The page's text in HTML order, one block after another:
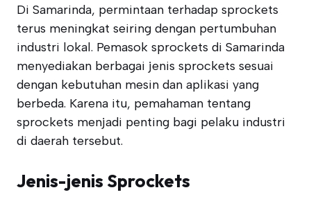
Di Samarinda, permintaan terhadap sprockets
terus meningkat seiring dengan pertumbuhan
industri lokal. Pemasok sprockets di Samarinda
menyediakan berbagai jenis sprockets sesuai
dengan kebutuhan mesin dan aplikasi yang
berbeda. Karena itu, pemahaman tentang
sprockets menjadi penting bagi pelaku industri
di daerah tersebut.
Jenis-jenis Sprockets